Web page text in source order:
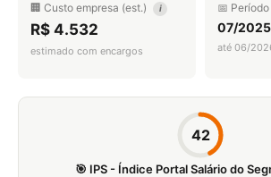
🏢 Custo empresa (est.) i
R$ 4.532
estimado com encargos
📅
07/2025
até 06/
42
🎯 IPS - Índice Portal Salário do